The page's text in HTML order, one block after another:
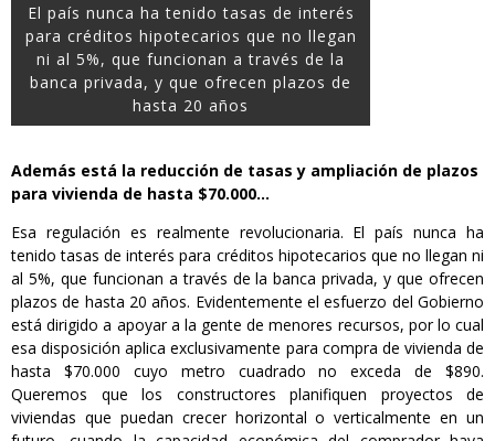
El país nunca ha tenido tasas de interés
para créditos hipotecarios que no llegan
ni al 5%, que funcionan a través de la
banca privada, y que ofrecen plazos de
hasta 20 años
Además está la reducción de tasas y ampliación de plazos
para vivienda de hasta $70.000…
Esa regulación es realmente revolucionaria. El país nunca ha
tenido tasas de interés para créditos hipotecarios que no llegan ni
al 5%, que funcionan a través de la banca privada, y que ofrecen
plazos de hasta 20 años. Evidentemente el esfuerzo del Gobierno
está dirigido a apoyar a la gente de menores recursos, por lo cual
esa disposición aplica exclusivamente para compra de vivienda de
hasta $70.000 cuyo metro cuadrado no exceda de $890.
Queremos que los constructores planifiquen proyectos de
viviendas que puedan crecer horizontal o verticalmente en un